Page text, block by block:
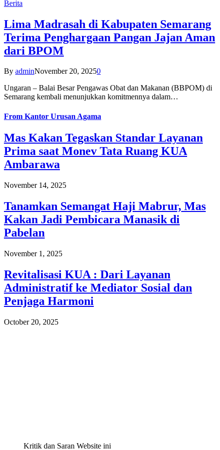
Berita
Lima Madrasah di Kabupaten Semarang
Terima Penghargaan Pangan Jajan Aman
dari BPOM
By adminNovember 20, 20250
Ungaran – Balai Besar Pengawas Obat dan Makanan (BBPOM) di
Semarang kembali menunjukkan komitmennya dalam…
From Kantor Urusan Agama
Mas Kakan Tegaskan Standar Layanan
Prima saat Monev Tata Ruang KUA
Ambarawa
November 14, 2025
Tanamkan Semangat Haji Mabrur, Mas
Kakan Jadi Pembicara Manasik di
Pabelan
November 1, 2025
Revitalisasi KUA : Dari Layanan
Administratif ke Mediator Sosial dan
Penjaga Harmoni
October 20, 2025
Kritik dan Saran Website ini